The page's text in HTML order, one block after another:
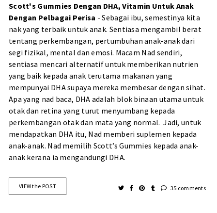
Scott's Gummies Dengan DHA, Vitamin Untuk Anak
Dengan Pelbagai Perisa - Sebagai ibu, semestinya kita
nak yang terbaik untuk anak. Sentiasa mengambil berat
tentang perkembangan, pertumbuhan anak-anak dari
segi fizikal, mental dan emosi. Macam Nad sendiri,
sentiasa mencari alternatif untuk memberikan nutrien
yang baik kepada anak terutama makanan yang
mempunyai DHA supaya mereka membesar dengan sihat.
Apa yang nad baca, DHA adalah blok binaan utama untuk
otak dan retina yang turut menyumbang kepada
perkembangan otak dan mata yang normal. Jadi, untuk
mendapatkan DHA itu, Nad memberi suplemen kepada
anak-anak. Nad memilih Scott’s Gummies kepada anak-
anak kerana ia mengandungi DHA.
VIEW the POST 35 comments